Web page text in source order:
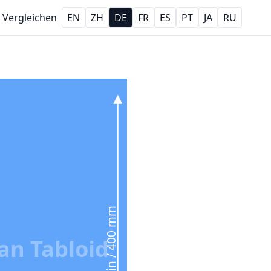
Vergleichen EN ZH DE FR ES PT JA RU
15.7 in / 400 mm
Tabloid